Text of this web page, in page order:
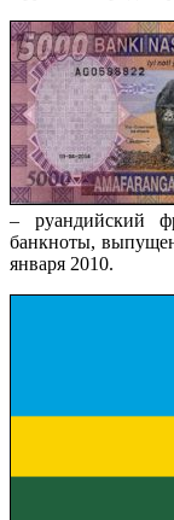
– руандийский
банкноты,
января 2010.